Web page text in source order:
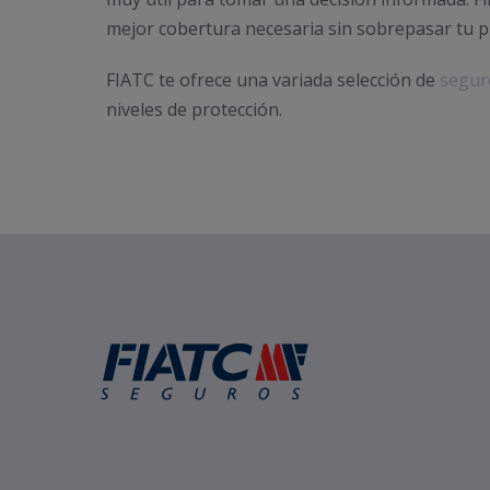
mejor cobertura necesaria sin sobrepasar tu
FIATC te ofrece una variada selección de
niveles de protección.